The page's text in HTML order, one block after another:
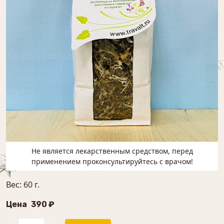
Не является лекарственным средством, перед
применением проконсультируйтесь с врачом!
Вес: 60 г.
Цена 390 ₽